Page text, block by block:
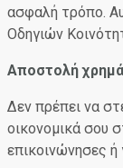
ασφαλή τρόπο.
Οδηγιών
Αποστολή
Δεν πρέπει να
οικονομικά σου
επικοινώνησες